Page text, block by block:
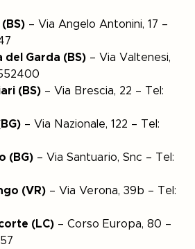
– Via Angelo Antonini, 17 –
del Garda (BS) – Via Valtenesi,
(BS) – Via Brescia, 22 – Tel:
– Via Nazionale, 122 – Tel:
(BG) – Via Santuario, Snc – Tel:
(VR) – Via Verona, 39b – Tel:
(LC) – Corso Europa, 80 –